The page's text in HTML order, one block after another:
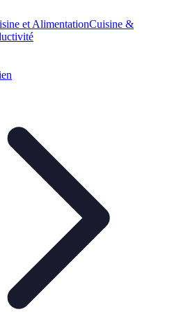
et AlimentationCuisine &